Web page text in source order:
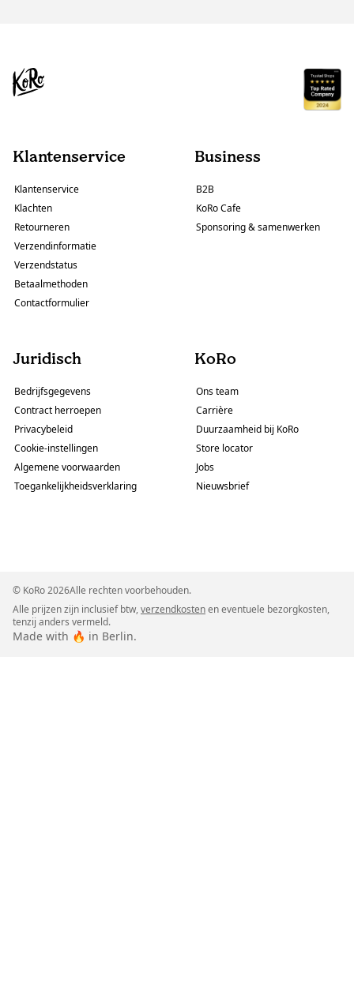
Klantenservice
Klantenservice
Klachten
Retourneren
Verzendinformatie
Verzendstatus
Betaalmethoden
Contactformulier
Business
B2B
KoRo Cafe
Sponsoring & samenwerken
Juridisch
Bedrijfsgegevens
Contract herroepen
Privacybeleid
Cookie-instellingen
Algemene voorwaarden
Toegankelijkheidsverklaring
KoRo
Ons team
Carrière
Duurzaamheid bij KoRo
Store locator
Jobs
Nieuwsbrief
© KoRo 2026Alle rechten voorbehouden.
Alle prijzen zijn inclusief btw,verzendkostenen eventuele bezorgkosten,
tenzij anders vermeld.
Made with 🔥 in Berlin.